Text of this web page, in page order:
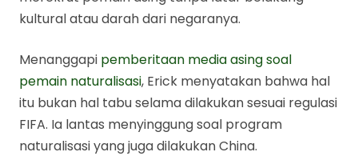
kultural atau darah dari negaranya.
Menanggapi pemberitaan media asing soal
pemain naturalisasi, Erick menyatakan bahwa hal
itu bukan hal tabu selama dilakukan sesuai regulasi
FIFA. Ia lantas menyinggung soal program
naturalisasi yang juga dilakukan China.